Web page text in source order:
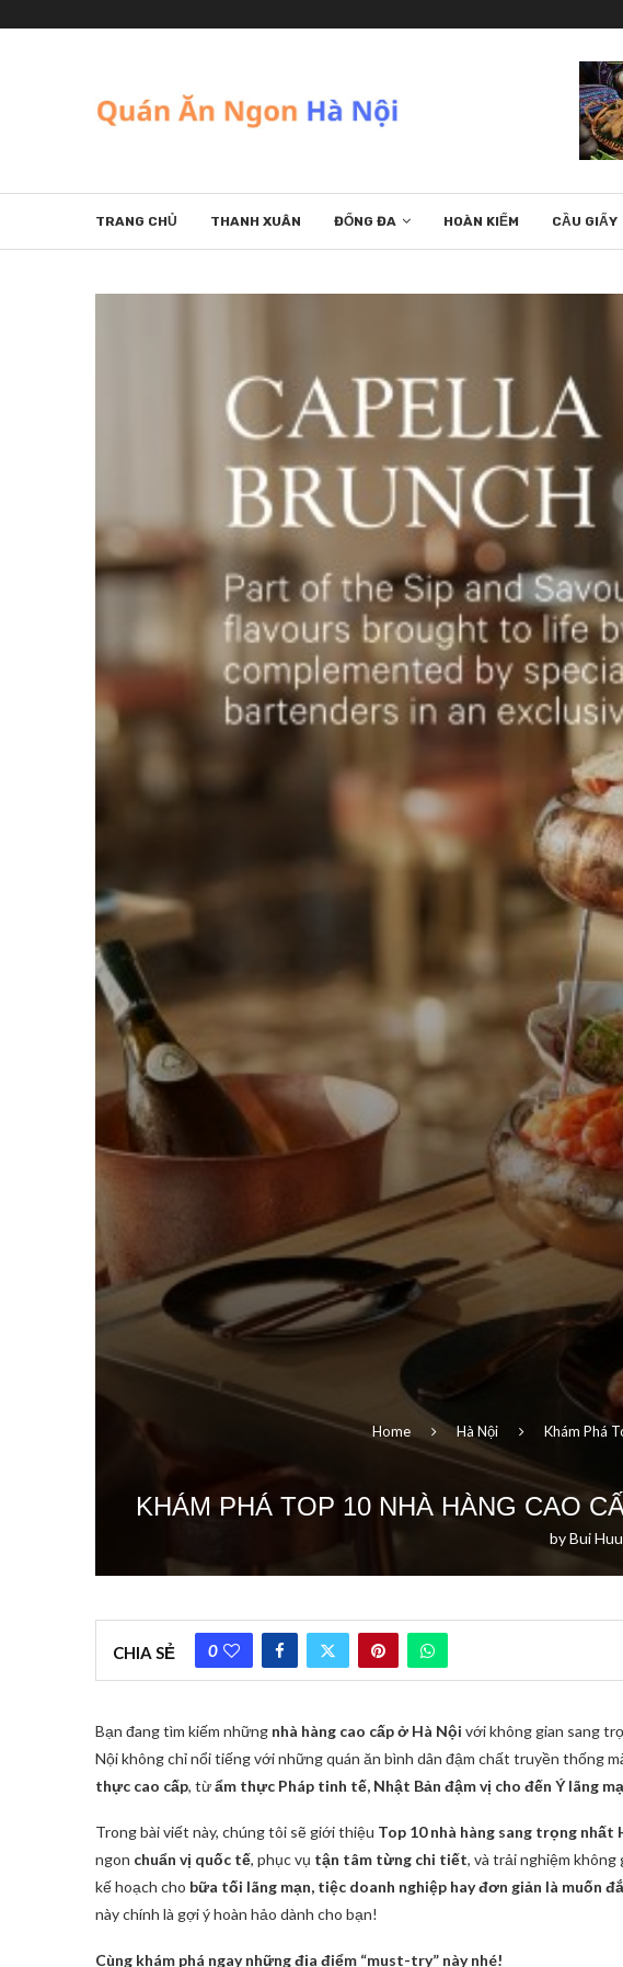
TRANG CHỦ THANH XUÂN ĐỐNG ĐA HOÀN KIẾM CẦU GIẤY
Home Hà Nội Khám Phá
KHÁM PHÁ TOP 10 NHÀ HÀNG CAO
byBui
CHIA SẺ 0
Bạn đang tìm kiếm những nhà hàng cao cấp ở Hà Nội với không gian sang
Nội không chỉ nổi tiếng với những quán ăn bình dân đậm chất truyền thống
thực cao cấp, từẩm thực Pháp tinh tế, Nhật Bản đậm vị cho đến Ý lãng
Trong bài viết này, chúng tôi sẽ giới thiệu Top 10 nhà hàng sang trọng nhất
ngon chuẩn vị quốc tế, phục vụ tận tâm từng chi tiết, và trải nghiệm không
kế hoạch cho bữa tối lãng mạn, tiệc doanh nghiệp hay đơn giản là muốn
này chính là gợi ý hoàn hảo dành cho bạn!
Cùng khám phá ngay những địa điểm “must-try” này nhé!